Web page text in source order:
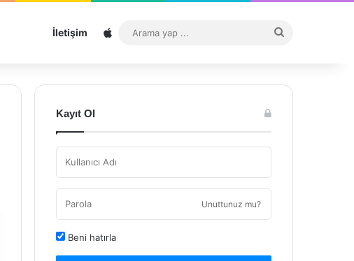
İletişim Sitemap
...
Kayıt Ol
Unuttunuz mu?
Beni hatırla